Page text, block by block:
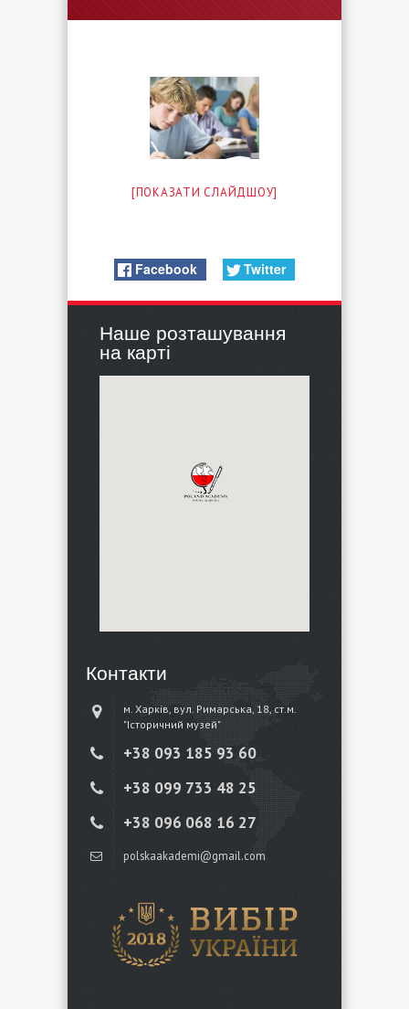
[ПОКАЗАТИ СЛАЙДШОУ]
Facebook Twitter
Наше розташування
на карті
Контакти
м. Харків, вул. Римарська, 18, ст.м.
"Історичний музей"
+38 ‎093 185 93 60
+38 ‎099 733 48 25
+38 096 068 16 27
polskaakademi@gmail.com